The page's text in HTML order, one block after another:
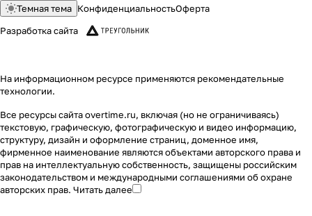
Темная тема КонфиденциальностьОферта
Разработка сайта
На информационном ресурсе применяются рекомендательные
технологии.
Все ресурсы сайта overtime.ru, включая (но не ограничиваясь)
текстовую, графическую, фотографическую и видео информацию,
структуру, дизайн и оформление страниц, доменное имя,
фирменное наименование являются объектами авторского права и
прав на интеллектуальную собственность, защищены российским
законодательством и международными соглашениями об охране
авторских прав. Читать далее